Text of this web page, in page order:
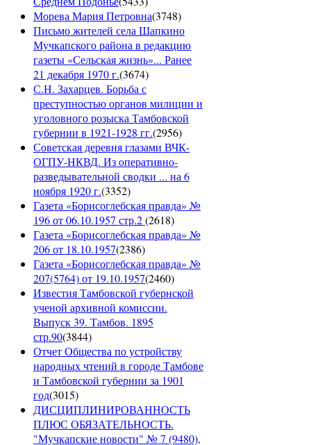
Морева Мария Петровна(3748)
Письмо жителей села Шапкино
Мучкапского района в редакцию
газеты «Сельская жизнь»... Ранее
21 декабря 1970 г.(3674)
С.Н. Захарцев. Борьба с
преступностью органов милиции и
уголовного розыска Тамбовской
губернии в 1921-1928 гг.(2956)
Советская деревня глазами ВЧК-
ОГПУ-НКВД. Из оперативно-
разведывательной сводки ... на 6
ноября 1920 г.(3352)
Газета «Борисоглебская правда» №
196 от 06.10.1957 стр.2(2618)
Газета «Борисоглебская правда» №
206 от 18.10.1957(2386)
Газета «Борисоглебская правда» №
207(5764) от 19.10.1957(2460)
Известия Тамбовской губернской
ученой архивной комиссии.
Выпуск 39. Тамбов. 1895
стр.90(3844)
Отчет Общества по устройству
народных чтений в городе Тамбове
и Тамбовской губернии за 1901
год(3015)
ДИСЦИПЛИНИРОВАННОСТЬ
ПЛЮС ОБЯЗАТЕЛЬНОСТЬ.
"Мучкапские новости" № 7 (9480),